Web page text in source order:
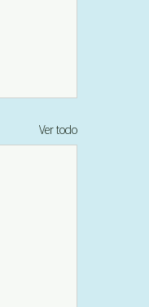
Ver todo